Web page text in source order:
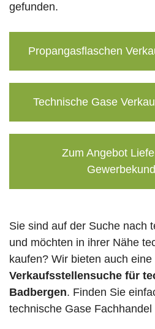
gefunden.
Propangasflaschen
Technische Gase
Zum Angebot
Sie sind auf der Suche nach
und möchten in ihrer Nähe
kaufen? Wir bieten auch
Verkaufsstellensuche für
Badbergen. Finden Sie
technische Gase